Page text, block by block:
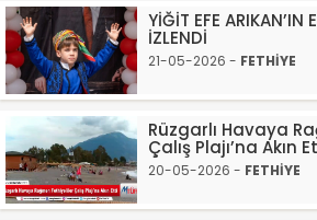
YİĞİT EFE ARIKAN’IN
İZLENDİ
21-05-2026 - FETHİYE
Rüzgarlı Havaya
Çalış Plajı’na Akın
20-05-2026 - FETHİYE